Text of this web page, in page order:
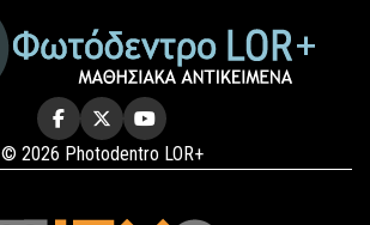
© 2026 Photodentro LOR+